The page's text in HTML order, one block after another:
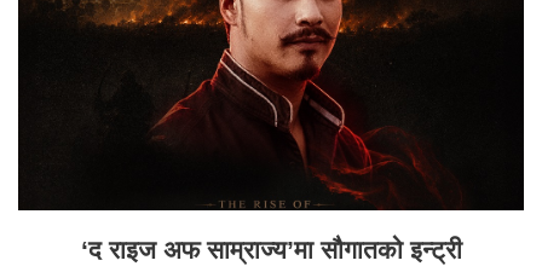
‘द राइज अफ साम्राज्य’मा सौगातको इन्ट्री